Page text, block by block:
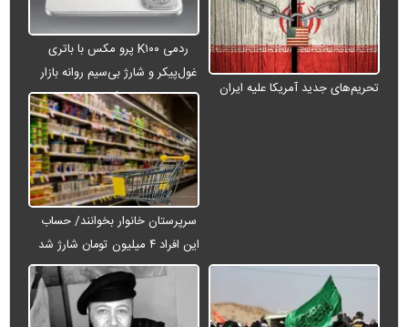
تحریم‌های جدید آمریکا علیه ایران
ردمی K۱۰۰ پرو مکس با باتری
غول‌پیکر و شارژ بی‌سیم روانه بازار
می‌شود
سرپرستان خانوار بخوانند/ حساب
این افراد ۴ میلیون تومان شارژ شد